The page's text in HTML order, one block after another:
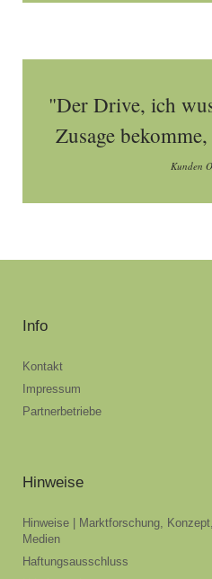
"Der Drive, ich
Zusage
Kunden
Info
Kontakt
Impressum
Partnerbetriebe
Hinweise
Hinweise | Marktforschung,
Medien
Haftungsausschluss